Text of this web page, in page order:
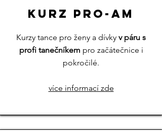
Kurz pro-am
Kurzy tance pro ženy a dívky v páru s
profi tanečníkem pro začátečnice i
pokročilé.
více informací zde